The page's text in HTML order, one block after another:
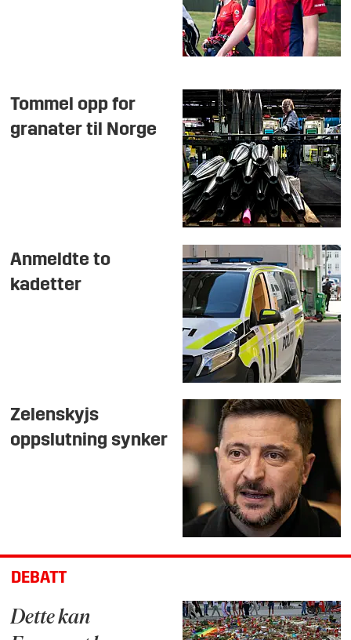
Tommel opp for
granater til Norge
Anmeldte to
kadetter
Zelenskyjs
oppslutning synker
DEBATT
Dette kan